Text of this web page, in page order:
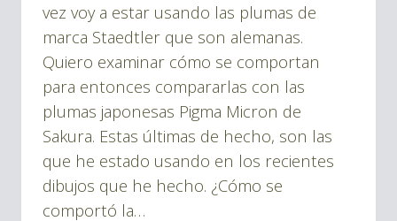
vez voy a estar usando las plumas de
marca Staedtler que son alemanas.
Quiero examinar cómo se comportan
para entonces compararlas con las
plumas japonesas Pigma Micron de
Sakura. Estas últimas de hecho, son las
que he estado usando en los recientes
dibujos que he hecho. ¿Cómo se
comportó la…